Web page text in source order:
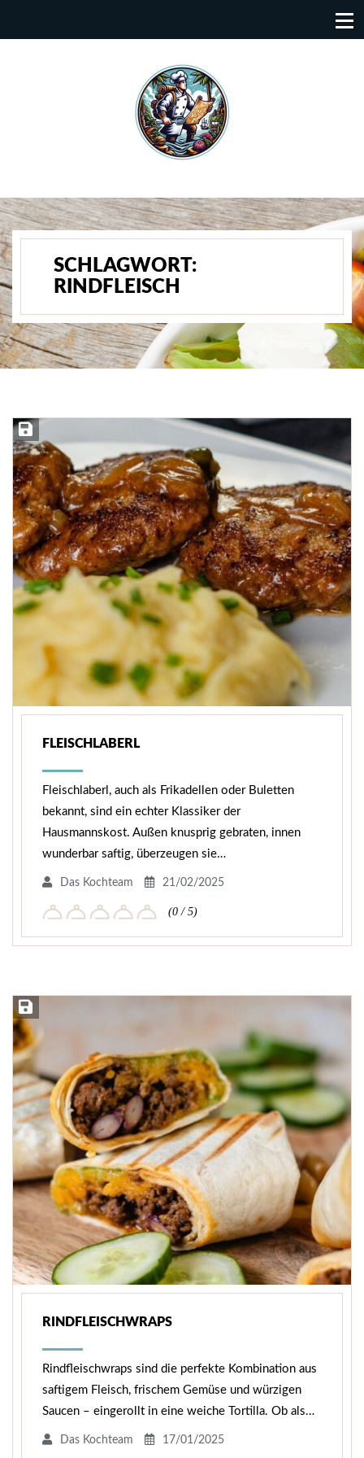
SCHLAGWORT:
RINDFLEISCH
Rezept speichern
FLEISCHLABERL
Fleischlaberl, auch als Frikadellen oder Buletten
bekannt, sind ein echter Klassiker der
Hausmannskost. Außen knusprig gebraten, innen
wunderbar saftig, überzeugen sie…
Das Kochteam 21/02/2025
(0 / 5)
Rezept speichern
RINDFLEISCHWRAPS
Rindfleischwraps sind die perfekte Kombination aus
saftigem Fleisch, frischem Gemüse und würzigen
Saucen – eingerollt in eine weiche Tortilla. Ob als…
Das Kochteam 17/01/2025